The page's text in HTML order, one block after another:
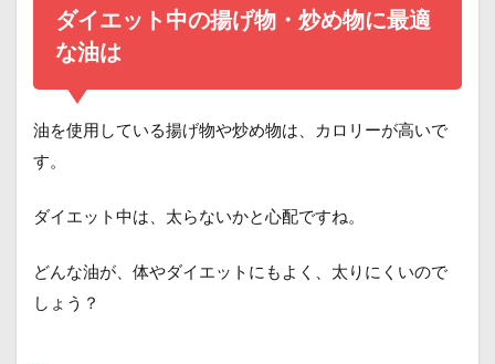
ダイエット中の揚げ物・炒め物に最適
な油は
油を使用している揚げ物や炒め物は、カロリーが高いで
す。
ダイエット中は、太らないかと心配ですね。
どんな油が、体やダイエットにもよく、太りにくいので
しょう？